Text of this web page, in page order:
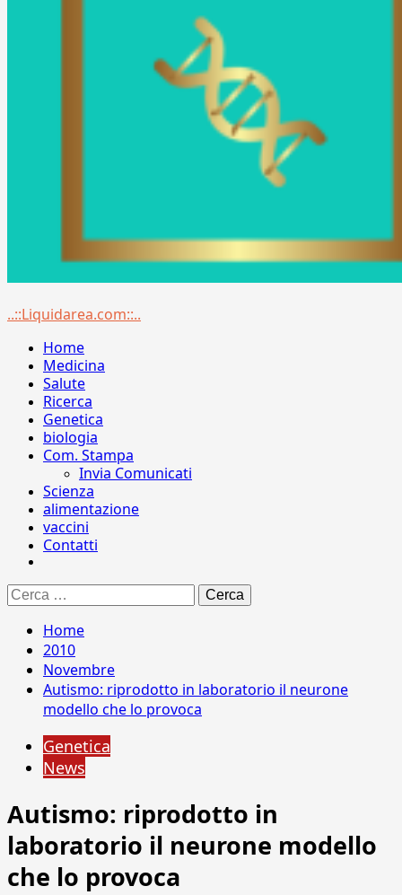
Menu
..::Liquidarea.com::..
Home
Medicina
Salute
Ricerca
Genetica
biologia
Com. Stampa
Invia Comunicati
Scienza
alimentazione
vaccini
Contatti
Ricerca
per:
Home
2010
Novembre
Autismo: riprodotto in laboratorio il neurone
modello che lo provoca
Genetica
News
Autismo: riprodotto in
laboratorio il neurone modello
che lo provoca